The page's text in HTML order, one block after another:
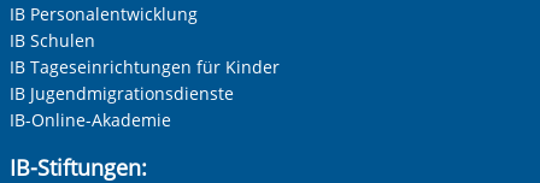
IB Personalentwicklung
IB Schulen
IB Tageseinrichtungen für Kinder
IB Jugendmigrationsdienste
IB-Online-Akademie
IB-Stiftungen: